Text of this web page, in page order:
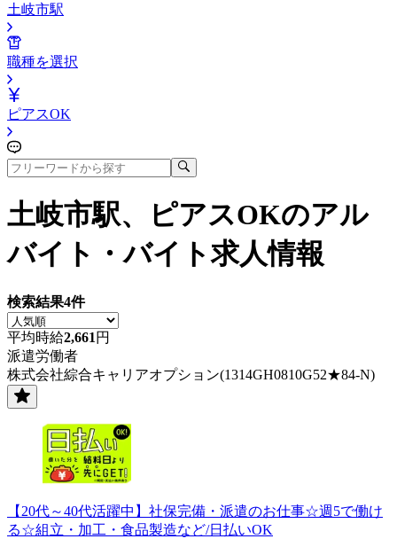
土岐市駅
職種を選択
ピアスOK
土岐市駅、ピアスOKのアル
バイト・バイト求人情報
検索結果4件
平均時給2,661 円
派遣労働者
株式会社綜合キャリアオプション(1314GH0810G52★84-N)
【20代～40代活躍中】社保完備・派遣のお仕事☆週5で働け
る☆組立・加工・食品製造など/日払いOK